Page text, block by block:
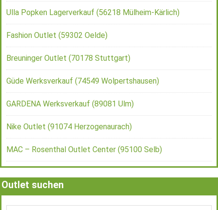
Ulla Popken Lagerverkauf (56218 Mülheim-Kärlich)
Fashion Outlet (59302 Oelde)
Breuninger Outlet (70178 Stuttgart)
Güde Werksverkauf (74549 Wolpertshausen)
GARDENA Werksverkauf (89081 Ulm)
Nike Outlet (91074 Herzogenaurach)
MAC – Rosenthal Outlet Center (95100 Selb)
Outlet suchen